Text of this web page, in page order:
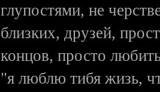
глупостями, не
близких, друзей,
концов, просто
"я люблю тибя жизь,